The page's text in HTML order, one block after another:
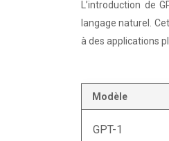
L’introduction de
langage naturel.
à des applications
Modèle
GPT-1